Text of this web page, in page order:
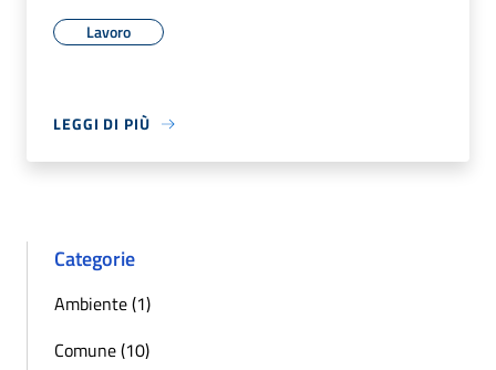
Lavoro
LEGGI DI PIÙ
Categorie
Ambiente (1)
Comune (10)